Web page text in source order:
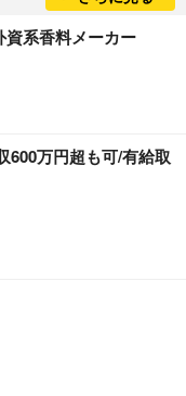
系香料メーカー
600万円超も可/有給取